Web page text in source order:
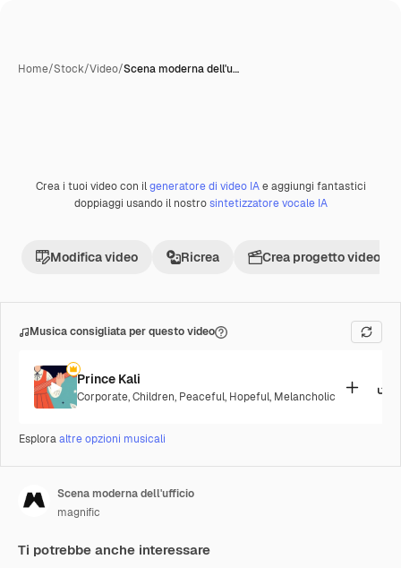
Home/Stock/Video/Scena moderna dell'u…
Crea i tuoi video con ilgeneratore di video IAe aggiungi fantastici
doppiaggi usando il nostrosintetizzatore vocale IA
Modifica video Ricrea Crea progetto video
Musica consigliata per questo video
Prince Kali
Corporate,Children, Peaceful, Hopeful, Melancholic
Esploraaltre opzioni musicali
Scena moderna dell'ufficio
magnific
Ti potrebbe anche interessare